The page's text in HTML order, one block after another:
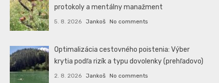
protokoly a mentálny manažment
5. 8. 2026 Jankoš No comments
Optimalizácia cestovného poistenia: Výber
krytia podľa rizík a typu dovolenky (prehľadovo)
2. 8. 2026 Jankoš No comments